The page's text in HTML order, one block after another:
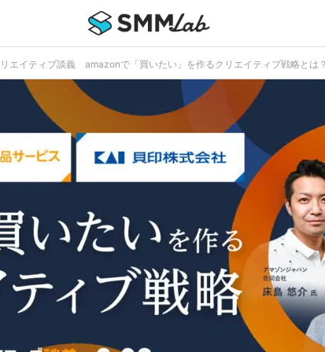
エイティブ談義 amazonで「買いたい」を作るクリエイティブ戦略とは